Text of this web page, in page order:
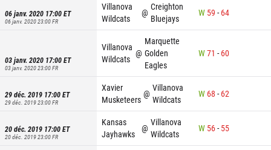
06 janv. 2020 17:00ET
06 janv. 2020 23:00FR
Villanova
Wildcats
@
Creighton
Bluejays
W 59 - 64
03 janv. 2020 17:00ET
03 janv. 2020 23:00FR
Villanova
Wildcats
@
Marquette
Golden
Eagles
W71 - 60
29 déc. 2019 17:00ET
29 déc. 2019 23:00FR
Xavier
Musketeers
@
Villanova
Wildcats
W 68 - 62
20 déc. 2019 17:00ET
20 déc. 2019 23:00FR
Kansas
Jayhawks
@
Villanova
Wildcats
W 56- 55